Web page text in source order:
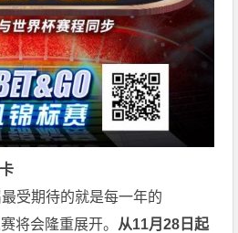
受期待的就是每一年的
将会隆重展开。 从11月28日起